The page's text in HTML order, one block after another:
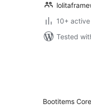
10+
Tested
Bootitems